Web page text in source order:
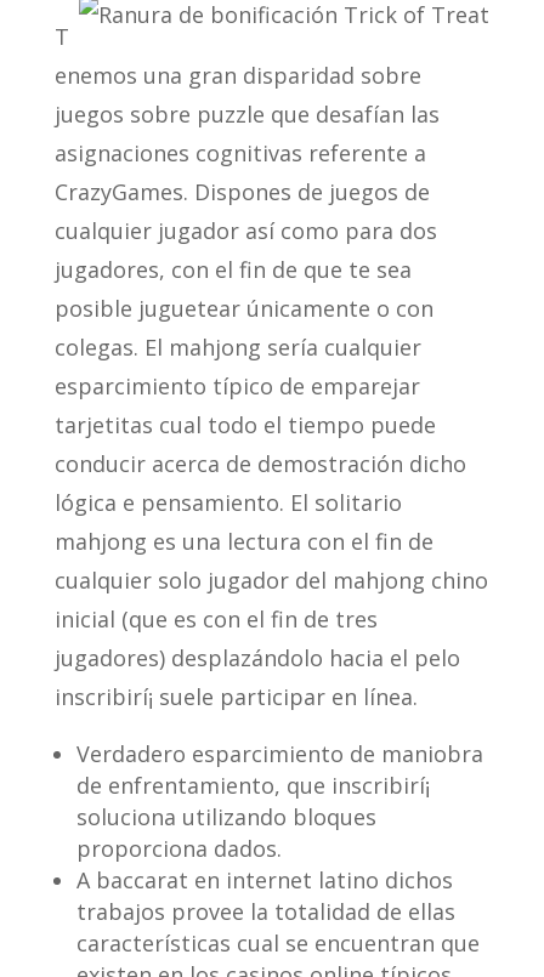
T
enemos una gran disparidad sobre
juegos sobre puzzle que desafían las
asignaciones cognitivas referente a
CrazyGames. Dispones de juegos de
cualquier jugador así­ como para dos
jugadores, con el fin de que te sea
posible juguetear únicamente o con
colegas. El mahjong serí­a cualquier
esparcimiento típico de emparejar
tarjetitas cual todo el tiempo puede
conducir acerca de demostración dicho
lógica e pensamiento. El solitario
mahjong es una lectura con el fin de
cualquier solo jugador del mahjong chino
inicial (que es con el fin de tres
jugadores) desplazándolo hacia el pelo
inscribirí¡ suele participar en línea.
Verdadero esparcimiento de maniobra
de enfrentamiento, que inscribirí¡
soluciona utilizando bloques
proporciona dados.
A baccarat en internet latino dichos
trabajos provee la totalidad de ellas
características cual se encuentran que